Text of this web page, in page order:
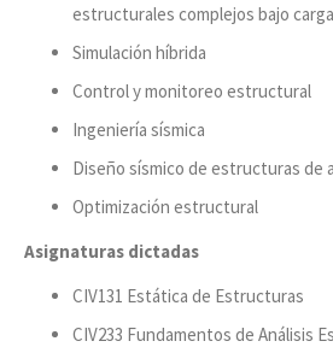
estructurales complejos bajo
Simulación híbrida
Control y monitoreo estructural
Ingeniería sísmica
Diseño sísmico de estructuras de
Optimización estructural
Asignaturas dictadas
CIV131 Estática de Estructuras
CIV233 Fundamentos de Análisis